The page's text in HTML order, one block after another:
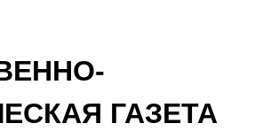
ГАЗЕТА